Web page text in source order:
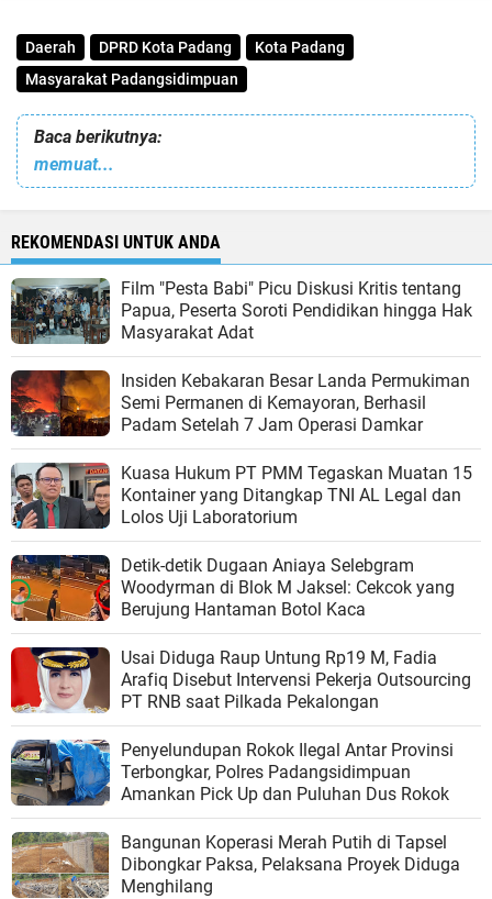
Daerah DPRD Kota Padang
Kota Padang
Masyarakat Padangsidimpuan
Baca berikutnya:
memuat...
REKOMENDASI UNTUK ANDA
Film "Pesta Babi" Picu Diskusi Kritis tentang
Papua, Peserta Soroti Pendidikan hingga Hak
Masyarakat Adat
Insiden Kebakaran Besar Landa Permukiman
Semi Permanen di Kemayoran, Berhasil
Padam Setelah 7 Jam Operasi Damkar
Kuasa Hukum PT PMM Tegaskan Muatan 15
Kontainer yang Ditangkap TNI AL Legal dan
Lolos Uji Laboratorium
Detik-detik Dugaan Aniaya Selebgram
Woodyrman ⁠di Blok M Jaksel: Cekcok yang
Berujung Hantaman Botol Kaca
Usai Diduga Raup Untung Rp19 M, Fadia
Arafiq Disebut Intervensi Pekerja Outsourcing
PT RNB saat Pilkada Pekalongan
Penyelundupan Rokok Ilegal Antar Provinsi
Terbongkar, Polres Padangsidimpuan
Amankan Pick Up dan Puluhan Dus Rokok
Bangunan Koperasi Merah Putih di Tapsel
Dibongkar Paksa, Pelaksana Proyek Diduga
Menghilang